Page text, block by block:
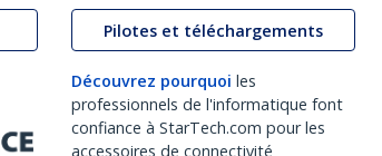
Pilotes et téléchargements
Découvrez pourquoi les
professionnels de l'informatique font
confiance à StarTech.com pour les
accessoires de connectivité